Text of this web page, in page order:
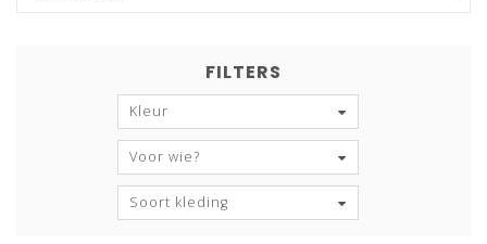
FILTERS
Kleur
Voor wie?
Soort kleding